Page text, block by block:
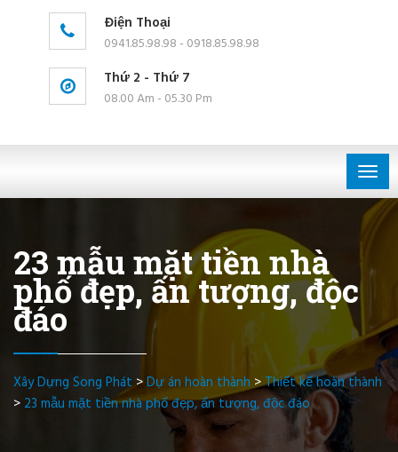
Điện Thoại
0941.85.98.98 - 0918.85.98.98
Thứ 2 - Thứ 7
08.00 Am - 05.30 Pm
23 mẫu mặt tiền nhà
phố đẹp, ấn tượng, độc
đáo
Xây Dựng Song Phát>Dự án hoàn thành >Thiết kế hoàn thành
> 23 mẫu mặt tiền nhà phố đẹp, ấn tượng, độc đáo